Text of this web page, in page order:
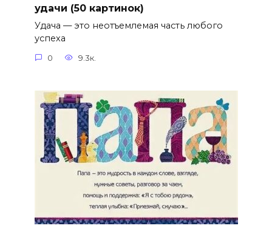
удачи (50 картинок)
Удача — это неотъемлемая часть любого
успеха
0 9.3к.